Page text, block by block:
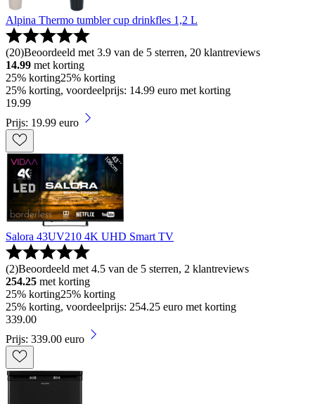
Alpina Thermo tumbler cup drinkfles 1,2 L
(20)Beoordeeld met 3.9 van de 5 sterren, 20 klantreviews
14.99 met korting
25% korting25% korting
25% korting, voordeelprijs: 14.99 euro met korting
19.99
Prijs: 19.99 euro
Salora 43UV210 4K UHD Smart TV
(2)Beoordeeld met 4.5 van de 5 sterren, 2 klantreviews
254.25 met korting
25% korting25% korting
25% korting, voordeelprijs: 254.25 euro met korting
339.00
Prijs: 339.00 euro